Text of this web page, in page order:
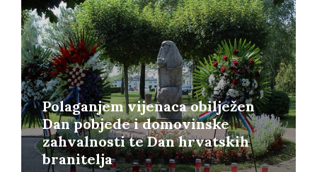
Polaganjem vijenaca obilježen
Dan pobjede i domovinske
zahvalnosti te Dan hrvatskih
branitelja